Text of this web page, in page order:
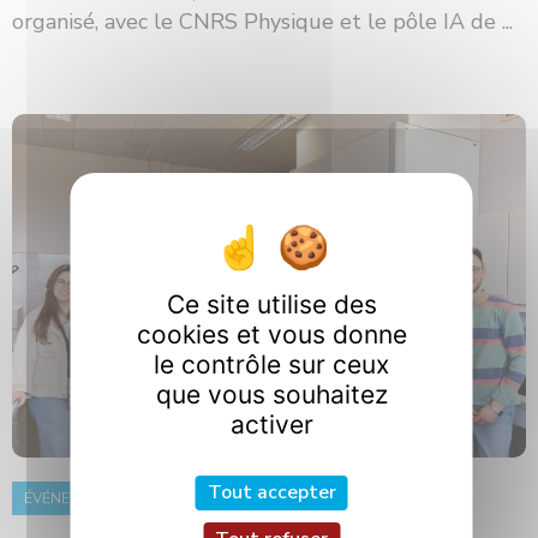
organisé, avec le CNRS Physique et le pôle IA de ...
ÉVÉNEMENT 8 juin 2026
Ce site utilise des
cookies et vous donne
le contrôle sur ceux
que vous souhaitez
activer
Tout accepter